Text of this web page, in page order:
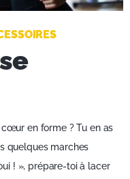
en forme ? Tu en as
quelques marches
! », prépare-toi à lacer